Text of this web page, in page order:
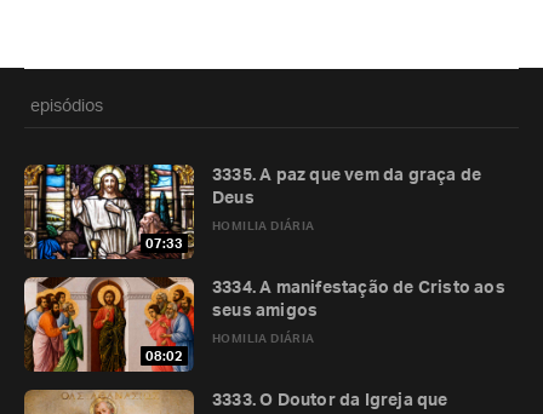
episódios
07:33
HOMILIA DIÁRIA
3335. A paz que vem da graça de
Deus
08:02
HOMILIA DIÁRIA
3334. A manifestação de Cristo aos
seus amigos
3333. O Doutor da Igreja que